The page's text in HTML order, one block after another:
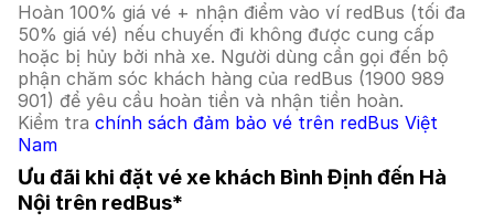
Hoàn 100% giá vé + nhận điểm vào ví redBus (tối đa
50% giá vé) nếu chuyến đi không được cung cấp
hoặc bị hủy bởi nhà xe. Người dùng cần gọi đến bộ
phận chăm sóc khách hàng của redBus (1900 989
901) để yêu cầu hoàn tiền và nhận tiền hoàn.
Kiểm tra chính sách đảm bảo vé trên redBus Việt
Nam
Ưu đãi khi đặt vé xe khách Bình Định đến Hà
Nội trên redBus*